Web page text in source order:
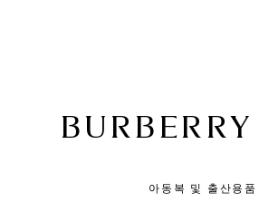
아동복 및 출산용품